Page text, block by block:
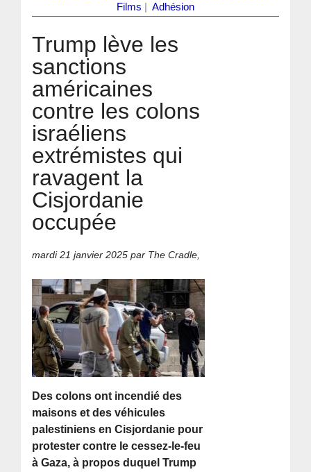
Films
Adhésion
Trump lève les
sanctions
américaines
contre les colons
israéliens
extrémistes qui
ravagent la
Cisjordanie
occupée
mardi 21 janvier 2025 par The Cradle,
Des colons ont incendié des
maisons et des véhicules
palestiniens en Cisjordanie pour
protester contre le cessez-le-feu
à Gaza, à propos duquel Trump